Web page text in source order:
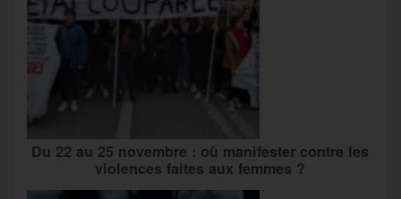
Du 22 au 25 novembre : où manifester contre les
violences faites aux femmes ?